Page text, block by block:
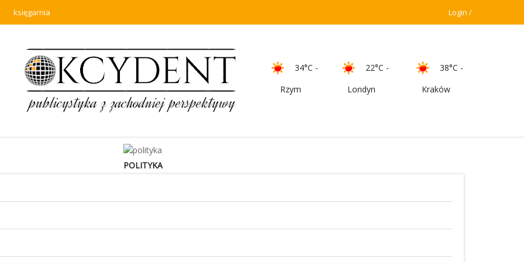
księgarnia Login
34°C -
Rzym
22°C -
Londyn
38°C -
Kraków
POLITYKA